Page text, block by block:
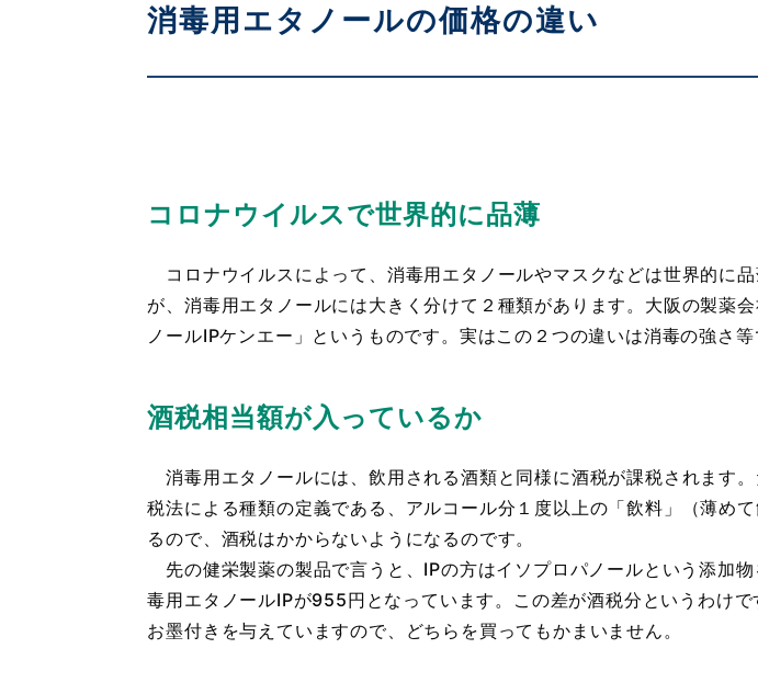
消毒用エタノールの価格の違い
コロナウイルスで世界的に品薄
コロナウイルスによって、消毒用エタノールやマスクなどは世界的に
が、消毒用エタノールには大きく分けて２種類があります。大阪の製薬
ノールIPケンエー」というものです。実はこの２つの違いは消毒の強さ等
酒税相当額が入っているか
消毒用エタノールには、飲用される酒類と同様に酒税が課税されます
税法による種類の定義である、アルコール分１度以上の「飲料」（薄め
るので、酒税はかからないようになるのです。
先の健栄製薬の製品で言うと、IPの方はイソプロパノールという添加
毒用エタノールIPが955円となっています。この差が酒税分というわけ
お墨付きを与えていますので、どちらを買ってもかまいません。